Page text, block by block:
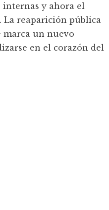
y ahora el
La reaparición pública
marca un nuevo
en el corazón del